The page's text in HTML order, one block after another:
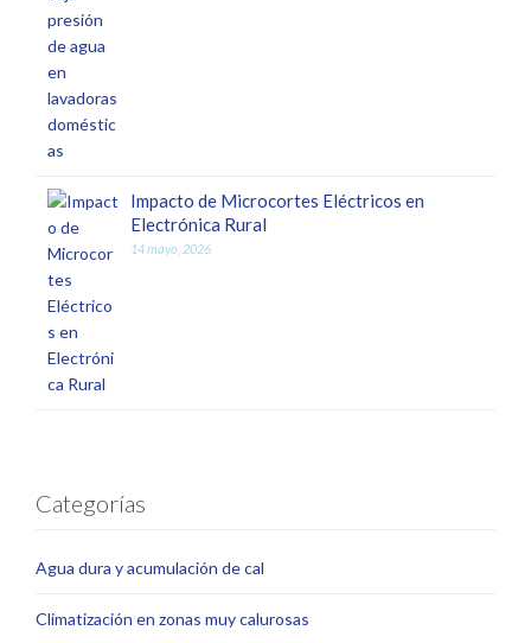
Impacto de Microcortes Eléctricos en
Electrónica Rural
14 mayo, 2026
Categorías
Agua dura y acumulación de cal
Climatización en zonas muy calurosas